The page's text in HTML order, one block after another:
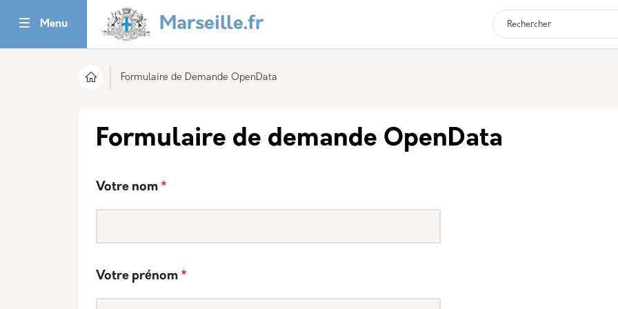
Marseille.fr Navigation
Menu
Formulaire de Demande OpenData
Formulaire de demande OpenData
Votre nom
Votre prénom
Panneau de gestion des cookies